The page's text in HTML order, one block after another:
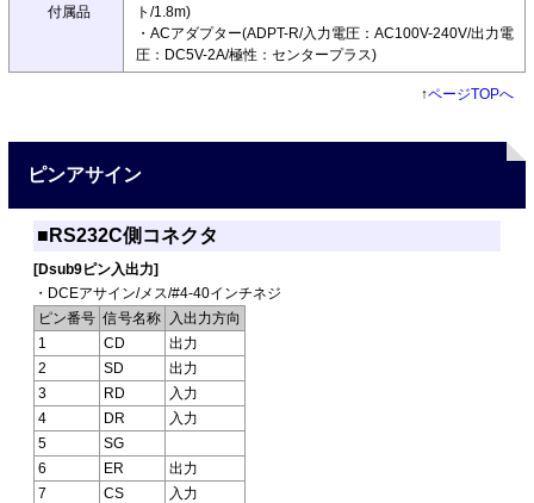
付属品
ト/1.8m)
・ACアダプター(ADPT-R/入力電圧：AC100V-240V/出力電
圧：DC5V-2A/極性：センタープラス)
↑ページTOPへ
ピンアサイン
■RS232C側コネクタ
[Dsub9ピン入出力]
・DCEアサイン/メス/#4-40インチネジ
ピン番号 信号名称
入出力方向
1
CD
出力
2
SD
出力
3
RD
入力
4
DR
入力
5
SG
6
ER
出力
7
CS
入力